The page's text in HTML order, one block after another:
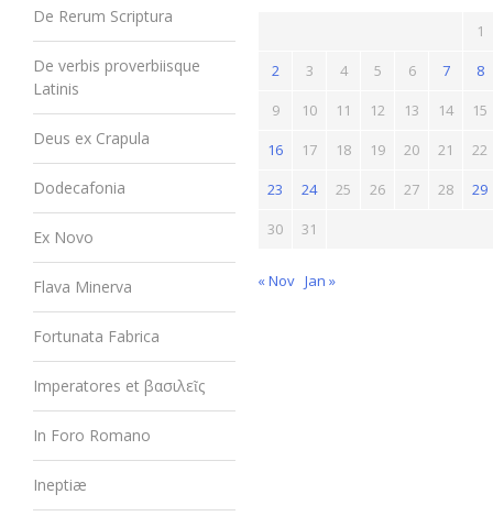
De Rerum Scriptura
De verbis proverbiisque
Latinis
Deus ex Crapula
Dodecafonia
Ex Novo
Flava Minerva
Fortunata Fabrica
Imperatores et βασιλεῖς
In Foro Romano
Ineptiæ
1
2
3 4 5 6 7
8
9
10 11 12 13 14
15
16
17 18 19 20 21
22
23
24 25 26 27 28
29
30
31
« Nov Jan »